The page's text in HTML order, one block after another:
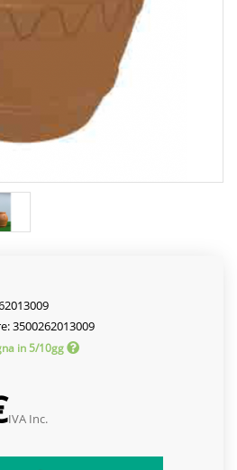
3500262013009
in 5/10gg
IVA Inc.